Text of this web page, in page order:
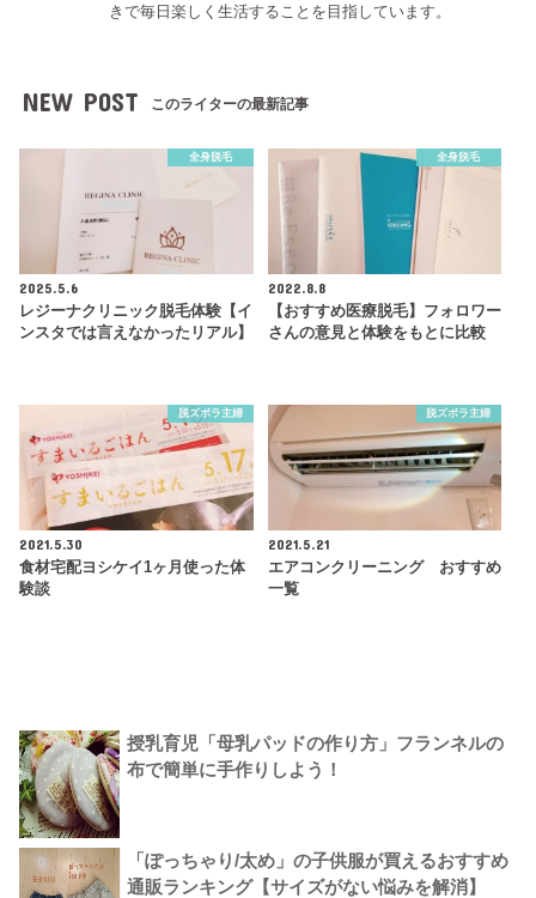
きで毎日楽しく生活することを目指しています。
NEW POST このライターの最新記事
全身脱毛
2025.5.6
レジーナクリニック脱毛体験【イ
ンスタでは言えなかったリアル】
全身脱毛
2022.8.8
【おすすめ医療脱毛】フォロワー
さんの意見と体験をもとに比較
脱ズボラ主婦
2021.5.30
食材宅配ヨシケイ1ヶ月使った体
験談
脱ズボラ主婦
2021.5.21
エアコンクリーニング おすすめ
一覧
授乳育児「母乳パッドの作り方」フランネルの
布で簡単に手作りしよう！
「ぽっちゃり/太め」の子供服が買えるおすすめ
通販ランキング【サイズがない悩みを解消】